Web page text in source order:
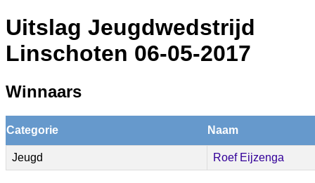
Uitslag Jeugdwedstrijd
Linschoten 06-05-2017
Winnaars
Categorie Naam
Jeugd Roef Eijzenga